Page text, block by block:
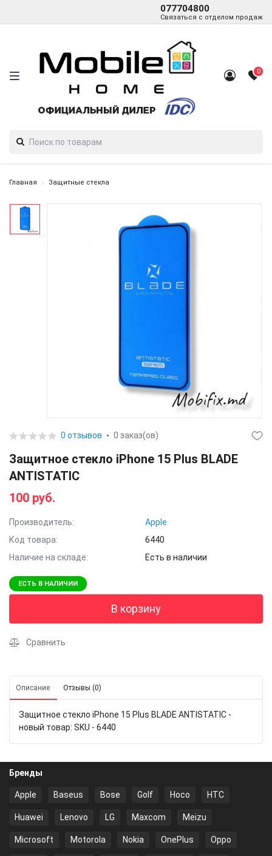
077704800
Связаться с отделом продаж
0
Главная Защитные стекла
0 отзывов 0 заказ(ов)
Защитное стекло iPhone 15 Plus BLADE
ANTISTATIC
100 руб.
Производитель:
Apple
Код товара:
6440
Наличие на складе:
Есть в наличии
ЕСТЬ В НАЛИЧИИ
В корзину
Сравнить
Описание Отзывы (0)
Защитное стекло iPhone 15 Plus BLADE ANTISTATIC -
новый товар: SKU - 6440
Бренды
Apple Baseus Bose Golf Hoco HTC
Huawei Lenovo LG Maxcom Meizu
Microsoft Motorola Nokia OnePlus Oppo